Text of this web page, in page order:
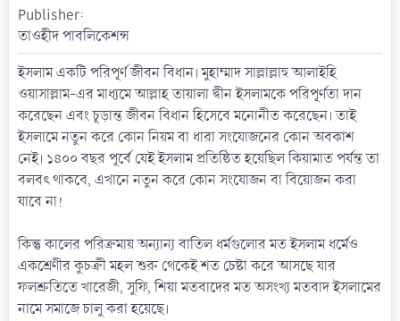
Publisher
তাওহীদ পাবলিকেশন্স
ইসলাম একটি পরিপূর্ণ জীবন বিধান। মুহাম্মাদ সাল্লাল্লাহু আলাইহি
ওয়াসাল্লাম-এর মাধ্যমে আল্লাহ তায়ালা দ্বীন ইসলামকে পরিপূর্ণতা দান
করেছেন এবং চূড়ান্ত জীবন বিধান হিসেবে মনোনীত করেছেন। তাই
ইসলামে নতুন করে কোন নিয়ম বা ধারা সংযোজনের কোন অবকাশ
নেই। ১৪০০ বছর পূর্বে যেই ইসলাম প্রতিষ্ঠিত হয়েছিল কিয়ামাত পর্যন্ত তা
বলবৎ থাকবে, এখানে নতুন করে কোন সংযোজন বা বিয়োজন করা
যাবে না!
কিন্তু কালের পরিক্রমায় অন্যান্য বাতিল ধর্মগুলোর মত ইসলাম ধর্মেও
একশ্রেণীর কুচক্রী মহল শুরু থেকেই শত চেষ্টা করে আসছে যার
ফলশ্রুতিতে খারেজী, সুফি, শিয়া মতবাদের মত অসংখ্য মতবাদ ইসলামের
নামে সমাজে চালু করা হয়েছে।